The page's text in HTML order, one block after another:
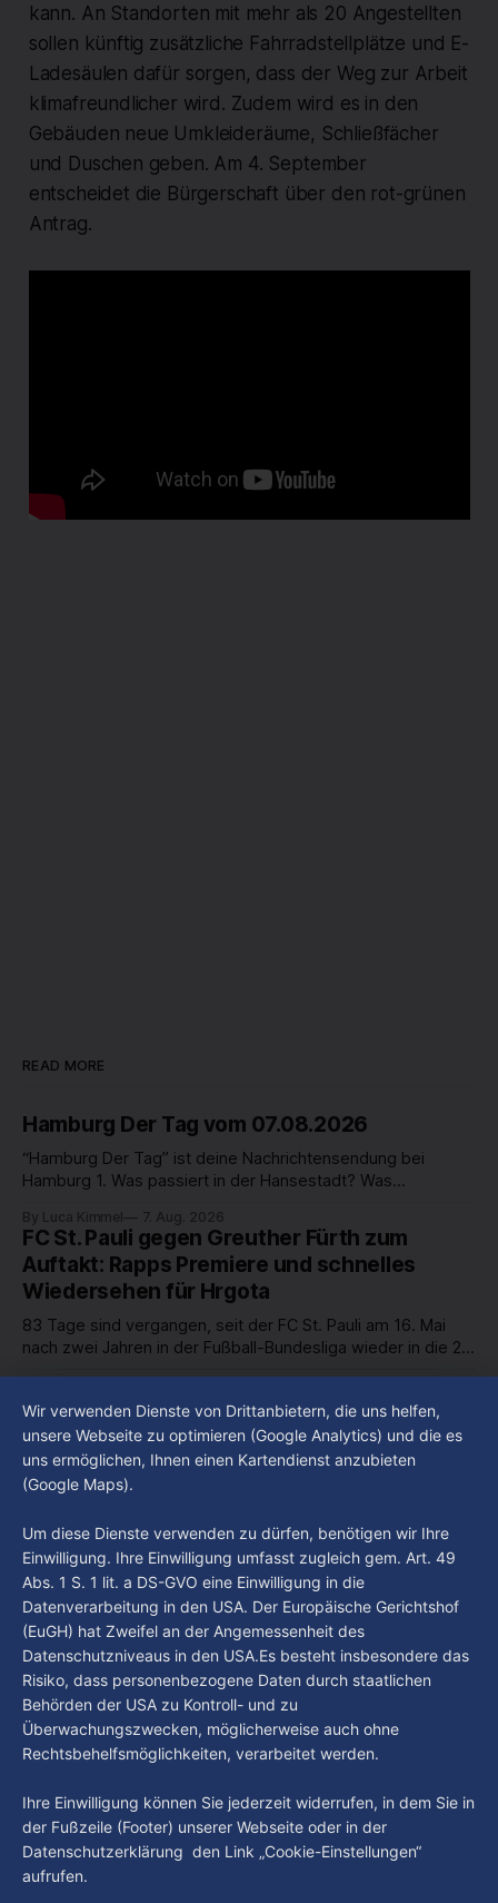
kann. An Standorten mit mehr als 20 Angestellten
sollen künftig zusätzliche Fahrradstellplätze und E-
Ladesäulen dafür sorgen, dass der Weg zur Arbeit
klimafreundlicher wird. Zudem wird es in den
Gebäuden neue Umkleideräume, Schließfächer
und Duschen geben. Am 4. September
entscheidet die Bürgerschaft über den rot-grünen
Antrag.
READ MORE
Hamburg Der Tag vom 07.08.2026
“Hamburg Der Tag” ist deine Nachrichtensendung bei
Hamburg 1. Was passiert in der Hansestadt? Was
in unserer Stadt an? Fragen, die von Montag bis Freitag LIVE
um 18 Uhr beantwortet werden - auf YouTube und im TV.
By Luca Kimmel 7. Aug. 2026
FC St. Pauli gegen Greuther Fürth zum
Auftakt: Rapps Premiere und schnelles
Wiedersehen für Hrgota
83 Tage sind vergangen, seit der FC St. Pauli am 16. Mai
nach zwei Jahren in der Fußball-Bundesliga wieder in die 2.
haben den Kiezclub verlassen. Dafür kamen in den letzten
Wochen einige
Im Gespräch mit Christian Pothe - Heute zu
Gast: Götz Tintelnot
By Luca Kimmel 6. Aug. 2026
Nissi's Kunstwelt - Folge 18
By Luca Kimmel 6. Aug. 2026
Wir verwenden Dienste von Drittanbietern, die uns helfen,
unsere Webseite zu optimieren (Google Analytics) und die es
uns ermöglichen, Ihnen einen Kartendienst anzubieten
(Google Maps).
Um diese Dienste verwenden zu dürfen, benötigen wir Ihre
Einwilligung. Ihre Einwilligung umfasst zugleich gem. Art. 49
Abs. 1 S. 1 lit. a DS-GVO eine Einwilligung in die
Datenverarbeitung in den USA. Der Europäische Gerichtshof
(EuGH) hat Zweifel an der Angemessenheit des
Datenschutzniveaus in den USA.Es besteht insbesondere das
Risiko, dass personenbezogene Daten durch staatlichen
Behörden der USA zu Kontroll- und zu
Überwachungszwecken, möglicherweise auch ohne
Rechtsbehelfsmöglichkeiten, verarbeitet werden.
Ihre Einwilligung können Sie jederzeit widerrufen, in dem Sie in
der Fußzeile (Footer) unserer Webseite oder in der
Datenschutzerklärung den Link „Cookie-Einstellungen“
aufrufen.